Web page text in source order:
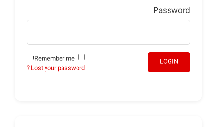
Password
LOGIN
Lost your password ?